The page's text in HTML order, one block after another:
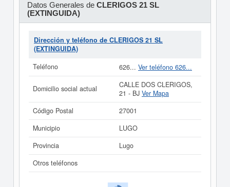
Datos Generales de CLERIGOS 21 SL
(EXTINGUIDA)
Dirección y teléfono de CLERIGOS 21 SL
(EXTINGUIDA)
Teléfono
626... Ver teléfono 626...
Domicilio social actual
CALLE DOS CLERIGOS,
21 - BJ Ver Mapa
Código Postal
27001
Municipio
LUGO
Provincia
Lugo
Otros teléfonos